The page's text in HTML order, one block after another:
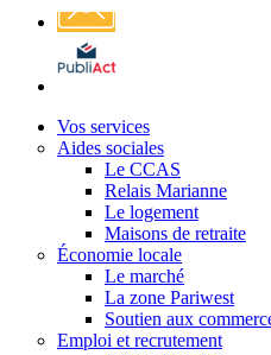
Affichage
légal
Vos services
Aides sociales
Le CCAS
Relais Marianne
Le logement
Maisons de retraite
Économie locale
Le marché
La zone Pariwest
Soutien aux
Emploi et recrutement